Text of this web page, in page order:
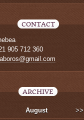
CONTACT
905 712 360
ARCHIVE
August >>